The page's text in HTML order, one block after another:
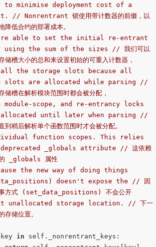
to minimise deployment cost of a
// Nonrentrant 锁使用带计数器的前缀，以
降低合约的部署成本。
using the sum of the sizes // 我们可以
储槽大小的总和来设置初始的可重入计数器，
slots are allocated while parsing //
储槽在解析模块范围时都会被分配，
until later when parsing //
到稍后解析单个函数范围时才会被分配。
_globals attribute // 这依赖
的 _globals 属性
doesn't expose the // 因
事方式 (set_data_positions) 不会公开
存储位置。
key in self._nonrentrant_keys: